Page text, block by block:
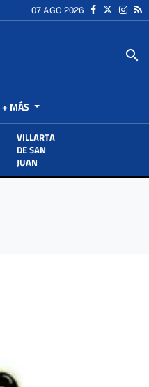
07 AGO 2026
search
+ MÁS
VILLARTA
DE SAN
JUAN